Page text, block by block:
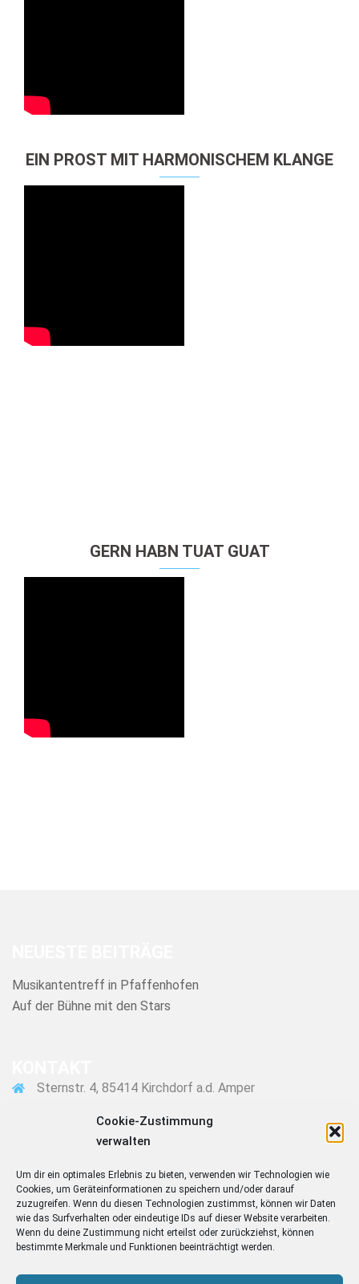
Cookie-Zustimmung
verwalten
Um dir ein optimales Erlebnis zu bieten, verwenden wir Technologien wie
Cookies, um Geräteinformationen zu speichern und/oder darauf
zuzugreifen. Wenn du diesen Technologien zustimmst, können wir Daten
wie das Surfverhalten oder eindeutige IDs auf dieser Website verarbeiten.
Wenn du deine Zustimmung nicht erteilst oder zurückziehst, können
bestimmte Merkmale und Funktionen beeinträchtigt werden.
EIN PROST MIT HARMONISCHEM KLANGE
GERN HABN TUAT GUAT
Musikantentreff in Pfaffenhofen
Auf der Bühne mit den Stars
Sternstr. 4, 85414 Kirchdorf a.d. Amper
08166 1607
martin@wagner-gottwald.de
INFORMATIONEN
Impressum
Cookie-Richtlinie (EU)